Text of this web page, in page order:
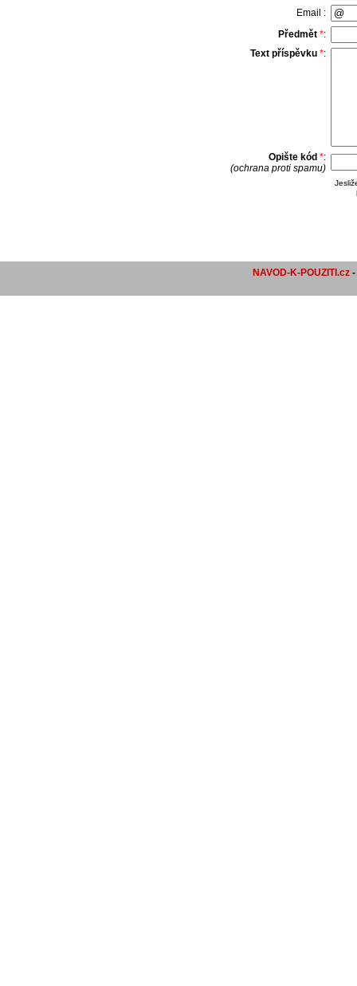
Email :
Předmět *:
Text příspěvku *:
Opište kód *:
(ochrana proti spamu)
NAVOD-K-POUZITI.cz